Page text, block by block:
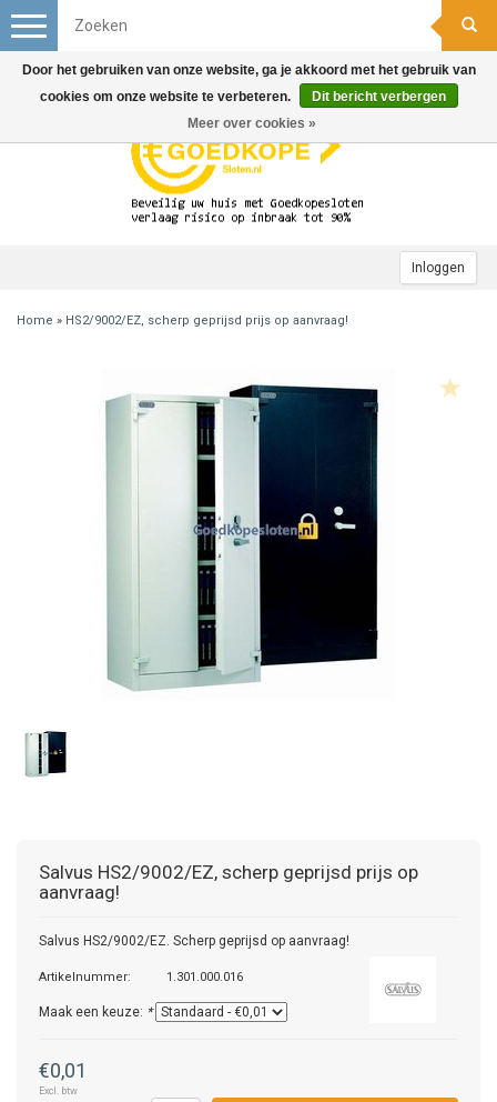
Inloggen
Toggle
navigation
Home » HS2/9002/EZ, scherp geprijsd prijs op aanvraag!
Salvus HS2/9002/EZ, scherp geprijsd prijs op
aanvraag!
Salvus HS2/9002/EZ. Scherp geprijsd op aanvraag!
Artikelnummer: 1.301.000.016
Maak een keuze: *
€0,01
Excl. btw
Door het gebruiken van onze website, ga je akkoord met het gebruik van
cookies om onze website te verbeteren.
Dit bericht verbergen
Meer over cookies »